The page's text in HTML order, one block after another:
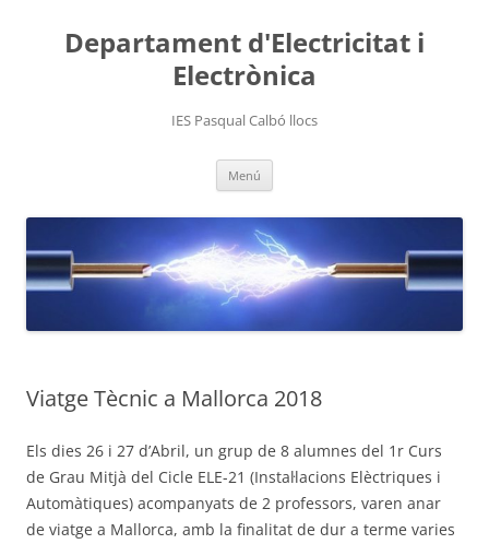
Departament d'Electricitat i
Electrònica
IES Pasqual Calbó llocs
Menú
Viatge Tècnic a Mallorca 2018
Els dies 26 i 27 d’Abril, un grup de 8 alumnes del 1r Curs
de Grau Mitjà del Cicle ELE-21 (Instal·lacions Elèctriques i
Automàtiques) acompanyats de 2 professors, varen anar
de viatge a Mallorca, amb la finalitat de dur a terme varies